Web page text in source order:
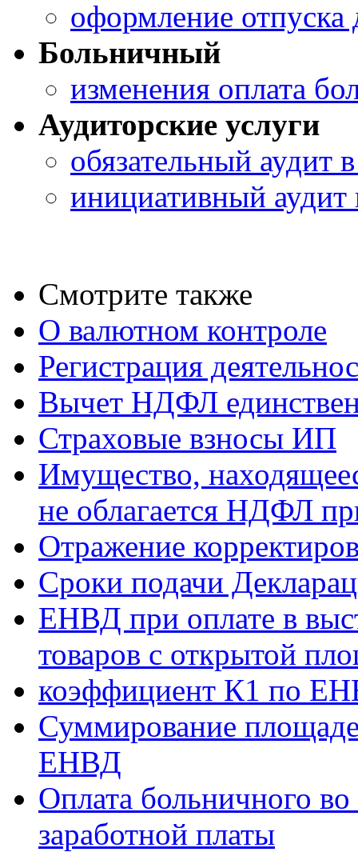
оформление отпуска
Больничный
изменения оплата
Аудиторские услуги
обязательный аудит
инициативный аудит
Смотрите также
О валютном контроле
Регистрация
Вычет НДФЛ
Страховые взносы ИП
Имущество,
не облагается НДФЛ
Отражение
Сроки подачи
ЕНВД при оплате в
товаров с открытой
коэффициент К1 по
Суммирование
ЕНВД
Оплата больничного
заработной платы